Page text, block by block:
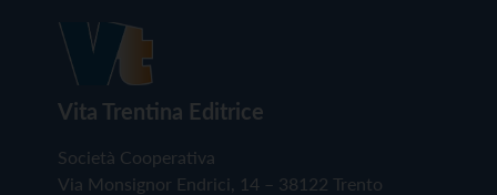
Vita Trentina Editrice
Società Cooperativa
Via Monsignor Endrici, 14 – 38122 Trento